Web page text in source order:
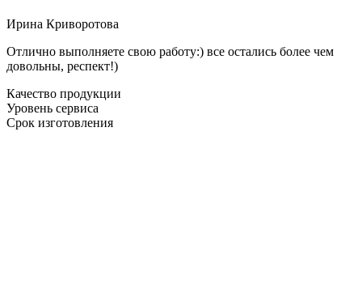
Ирина Криворотова
Отлично выполняете свою работу:) все остались более чем
довольны, респект!)
Качество продукции
Уровень сервиса
Срок изготовления